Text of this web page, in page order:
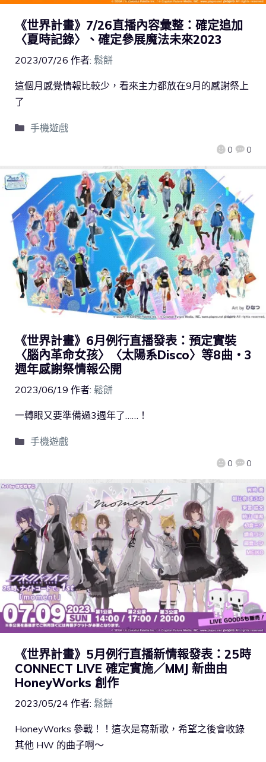
《世界計畫》7/26直播內容彙整：確定追加
〈夏時記錄〉、確定參展魔法未來2023
2023/07/26 作者: 鬆餅
0 0
這個月感覺情報比較少，看來主力都放在9月的感謝祭上
了
手機遊戲
《世界計畫》6月例行直播發表：預定實裝
〈腦內革命女孩〉〈太陽系Disco〉等8曲・3
週年感謝祭情報公開
2023/06/19 作者: 鬆餅
0 0
一轉眼又要準備過3週年了……！
手機遊戲
《世界計畫》5月例行直播新情報發表：25時
CONNECT LIVE 確定實施／MMJ 新曲由
HoneyWorks 創作
2023/05/24 作者: 鬆餅
HoneyWorks 參戰！！這次是寫新歌，希望之後會收錄
其他 HW 的曲子啊～